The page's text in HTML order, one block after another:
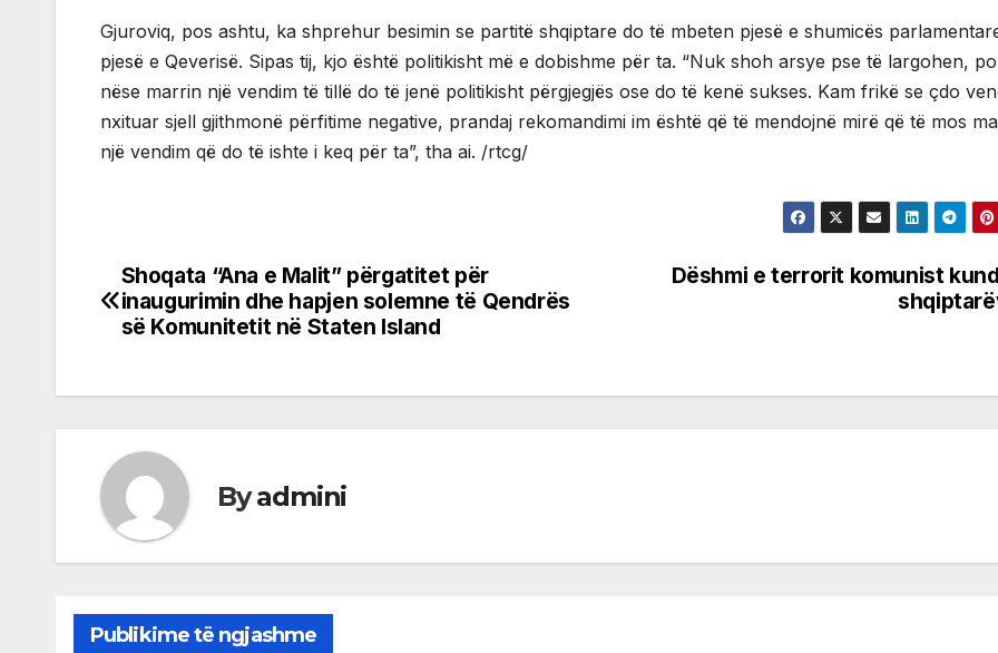
Gjuroviq, pos ashtu, ka shprehur besimin se partitë shqiptare do të mbeten pjesë e shumicës
pjesë e Qeverisë. Sipas tij, kjo është politikisht më e dobishme për ta. “Nuk shoh arsye pse të largohen,
nëse marrin një vendim të tillë do të jenë politikisht përgjegjës ose do të kenë sukses. Kam frikë se çdo
nxituar sjell gjithmonë përfitime negative, prandaj rekomandimi im është që të mendojnë mirë që të mos
një vendim që do të ishte i keq për ta”, tha ai. /rtcg/
Post
navigation
Dëshmi e terrorit komunist
Shoqata “Ana e Malit” përgatitet për
inaugurimin dhe hapjen solemne të Qendrës
së Komunitetit në Staten Island
Byadmini
Publikime të ngjashme